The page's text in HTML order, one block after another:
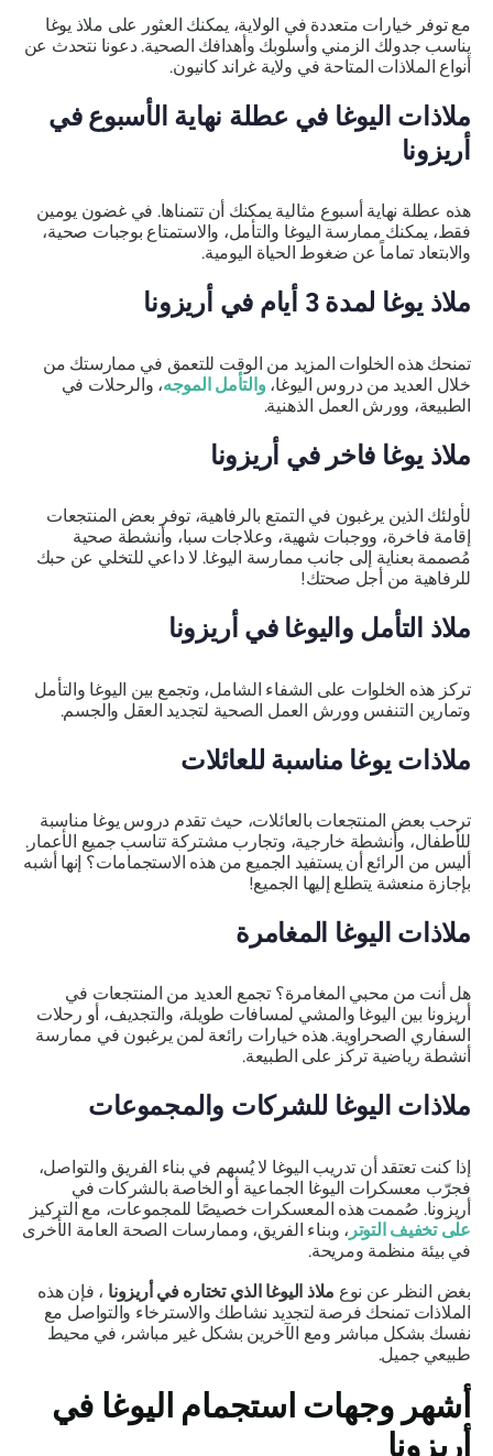
مع توفر خيارات متعددة في الولاية، يمكنك العثور على ملاذ يوغا
يناسب جدولك الزمني وأسلوبك وأهدافك الصحية. دعونا نتحدث عن
أنواع الملاذات المتاحة في ولاية غراند كانيون.
ملاذات اليوغا في عطلة نهاية الأسبوع في
أريزونا
هذه عطلة نهاية أسبوع مثالية يمكنك أن تتمناها. في غضون يومين
فقط، يمكنك ممارسة اليوغا والتأمل، والاستمتاع بوجبات صحية،
والابتعاد تماماً عن ضغوط الحياة اليومية.
ملاذ يوغا لمدة 3 أيام في أريزونا
تمنحك هذه الخلوات المزيد من الوقت للتعمق في ممارستك من
خلال العديد من دروس اليوغا،والتأمل الموجه، والرحلات في
الطبيعة، وورش العمل الذهنية.
ملاذ يوغا فاخر في أريزونا
لأولئك الذين يرغبون في التمتع بالرفاهية، توفر بعض المنتجعات
إقامة فاخرة، ووجبات شهية، وعلاجات سبا، وأنشطة صحية
مُصممة بعناية إلى جانب ممارسة اليوغا. لا داعي للتخلي عن حبك
للرفاهية من أجل صحتك!
ملاذ التأمل واليوغا في أريزونا
تركز هذه الخلوات على الشفاء الشامل، وتجمع بين اليوغا والتأمل
وتمارين التنفس وورش العمل الصحية لتجديد العقل والجسم.
ملاذات يوغا مناسبة للعائلات
ترحب بعض المنتجعات بالعائلات، حيث تقدم دروس يوغا مناسبة
للأطفال، وأنشطة خارجية، وتجارب مشتركة تناسب جميع الأعمار.
أليس من الرائع أن يستفيد الجميع من هذه الاستجمامات؟ إنها أشبه
بإجازة منعشة يتطلع إليها الجميع!
ملاذات اليوغا المغامرة
هل أنت من محبي المغامرة؟ تجمع العديد من المنتجعات في
أريزونا بين اليوغا والمشي لمسافات طويلة، والتجديف، أو رحلات
السفاري الصحراوية. هذه خيارات رائعة لمن يرغبون في ممارسة
أنشطة رياضية تركز على الطبيعة.
ملاذات اليوغا للشركات والمجموعات
إذا كنت تعتقد أن تدريب اليوغا لا يُسهم في بناء الفريق والتواصل،
فجرّب معسكرات اليوغا الجماعية أو الخاصة بالشركات في
أريزونا. صُممت هذه المعسكرات خصيصًا للمجموعات، مع التركيز
على تخفيف التوتر، وبناء الفريق، وممارسات الصحة العامة الأخرى
في بيئة منظمة ومريحة.
بغض النظر عن نوعملاذ اليوغا الذي تختاره في أريزونا، فإن هذه
الملاذات تمنحك فرصة لتجديد نشاطك والاسترخاء والتواصل مع
نفسك بشكل مباشر ومع الآخرين بشكل غير مباشر، في محيط
طبيعي جميل.
أشهر وجهات استجمام اليوغا في
أريزونا